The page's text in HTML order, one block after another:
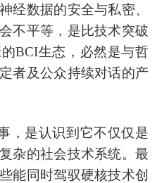
经数据的安全与私密、
不平等，是比技术突破
BCI生态，必然是与哲
者及公众持续对话的产
，是认识到它不仅仅是
杂的社会技术系统。最
能同时驾驭硬核技术创